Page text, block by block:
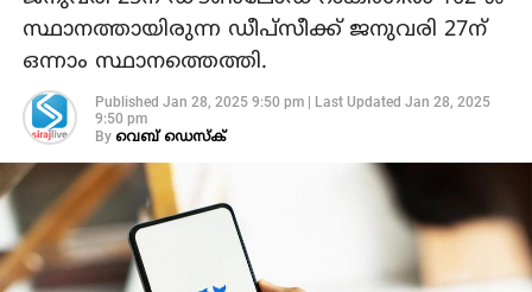
സ്ഥാനത്തായിരുന്ന ഡീപ്‌സീക്ക്‌ ജനുവരി 27ന്‌
ഒന്നാം സ്ഥാനത്തെത്തി.
Published Jan 28, 2025 9:50 pm| Last Updated Jan 28, 2025
9:50 pm
By വെബ് ഡെസ്‌ക്